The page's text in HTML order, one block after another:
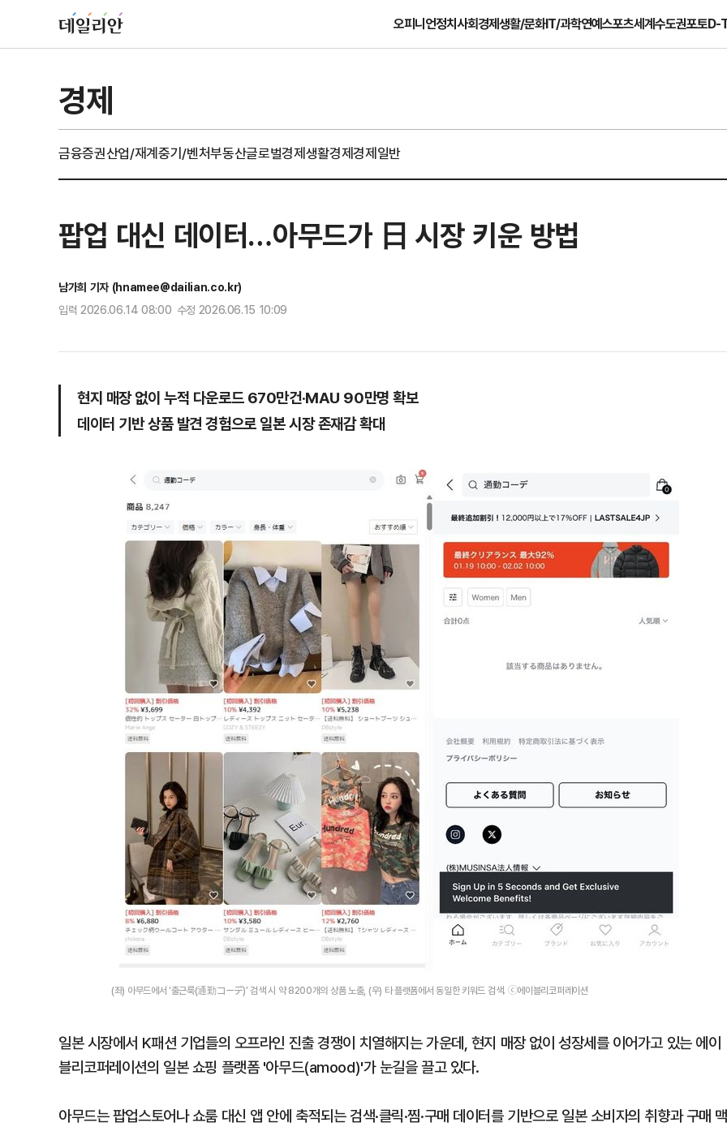
오피니언정치사회경제생활/문화IT/과학연예스포츠세계수도권포토D-
경제
금융증권산업/재계중기/벤처부동산글로벌경제생활경제경제일반
팝업 대신 데이터…아무드가 日 시장 키운 방법
남가희 기자 (hnamee@dailian.co.kr)
입력 2026.06.14 08:00 수정 2026.06.15 10:09
현지 매장 없이 누적 다운로드 670만건·MAU 90만명 확보
데이터 기반 상품 발견 경험으로 일본 시장 존재감 확대
(좌) 아무드에서 ‘출근룩(通勤コーデ)’ 검색 시 약 8200개의 상품 노출, (우) 타 플랫폼에서 동일한 키워드 검색. ⓒ에이블리코퍼레이션
일본 시장에서 K패션 기업들의 오프라인 진출 경쟁이 치열해지는 가운데, 현지 매장 없이 성장세를 이어가고 있는 에이
블리코퍼레이션의 일본 쇼핑 플랫폼 '아무드(amood)'가 눈길을 끌고 있다.
아무드는 팝업스토어나 쇼룸 대신 앱 안에 축적되는 검색·클릭·찜·구매 데이터를 기반으로 일본 소비자의 취향과 구매